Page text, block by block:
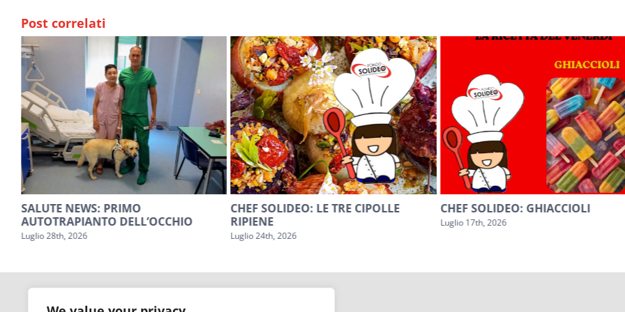
Post correlati
SALUTE NEWS: PRIMO
AUTOTRAPIANTO DELL’OCCHIO
Luglio 28th, 2026
CHEF SOLIDEO: LE TRE CIPOLLE
RIPIENE
Luglio 24th, 2026
CHEF SOLIDEO: GHIACCIOLI
Luglio 17th, 2026